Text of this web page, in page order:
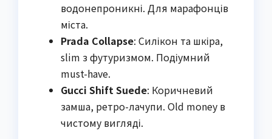
водонепроникні. Для марафонців
міста.
Prada Collapse: Силікон та шкіра,
slim з футуризмом. Подіумний
must-have.
Gucci Shift Suede: Коричневий
замша, ретро-лачупи. Old money в
чистому вигляді.